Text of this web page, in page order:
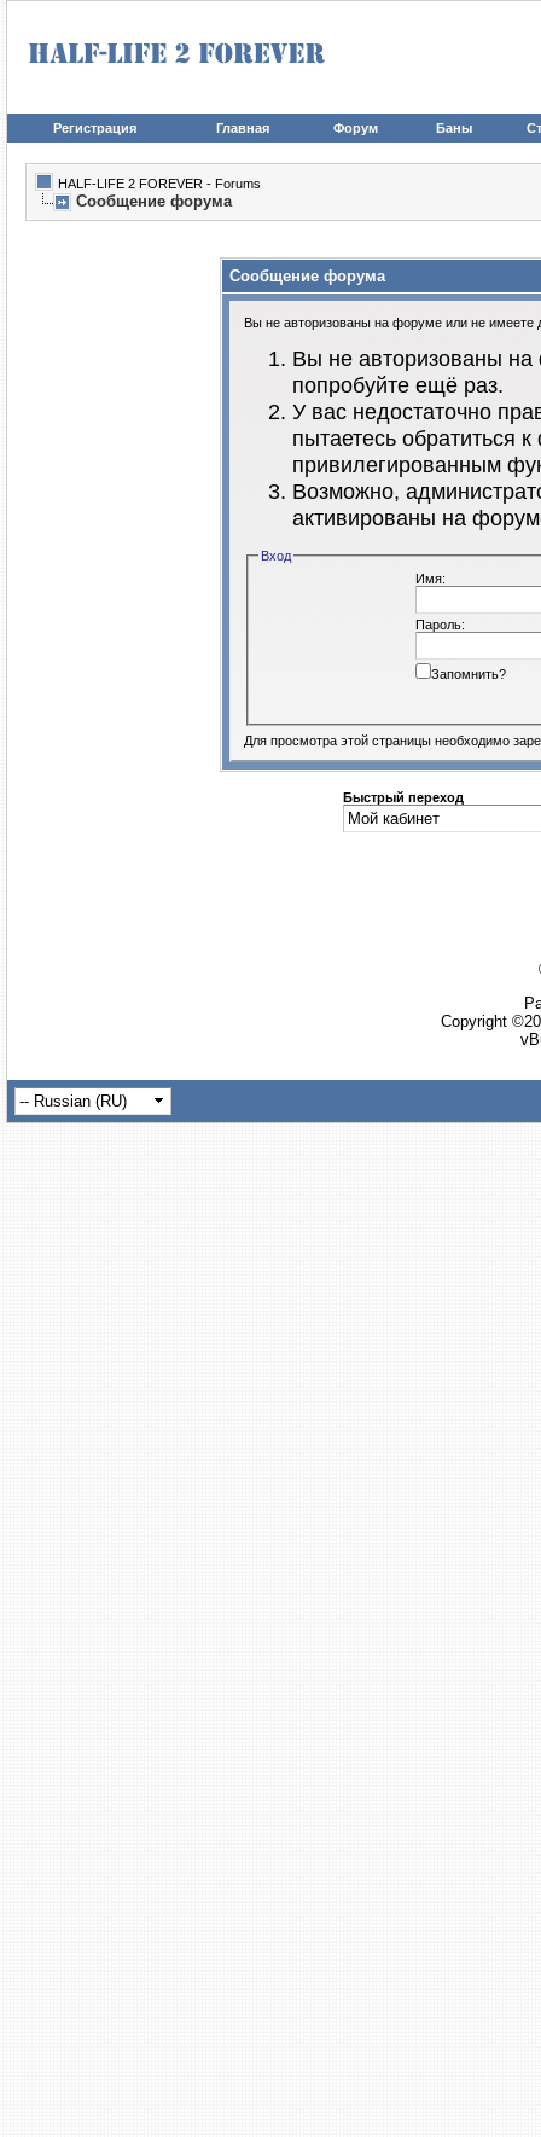
Регистрация Главная Форум Баны
HALF-LIFE 2 FOREVER - Forums
Сообщение форума
Сообщение форума
Вы не авторизованы на форуме или не имеете
Вы не авторизованы
попробуйте ещё раз.
У вас недостаточно
пытаетесь обратиться
привилегированным
Возможно,
активированы на
Вход
Имя:
Пароль:
Запомнить?
Для просмотра этой страницы необходимо
Быстрый переход
Copyright